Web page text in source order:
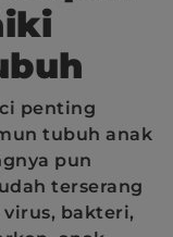
penting
tubuh anak
pun
terserang
bakteri,